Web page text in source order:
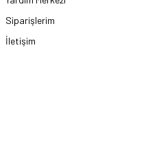
Siparişlerim
İletişim